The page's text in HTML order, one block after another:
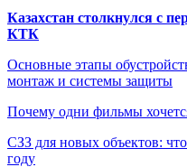
Казахстан столкнулся с
КТК
Основные этапы
монтаж и системы защиты
Почему одни фильмы
СЗЗ для новых объектов:
году